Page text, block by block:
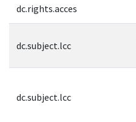
dc.rights.acces
dc.subject.lcc
dc.subject.lcc